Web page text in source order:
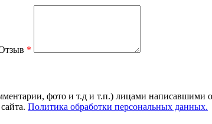
*
фото и т.д и т.п.) лицами написавшими
Политика обработки персональных данных.